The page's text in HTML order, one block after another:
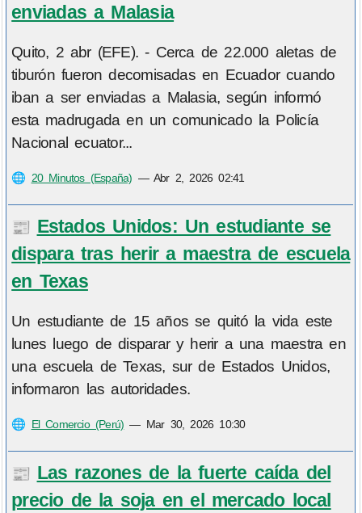
enviadas a Malasia
Quito, 2 abr (EFE). - Cerca de 22.000 aletas de
tiburón fueron decomisadas en Ecuador cuando
iban a ser enviadas a Malasia, según informó
esta madrugada en un comunicado la Policía
Nacional ecuator...
🌐 20 Minutos (España) —Abr 2, 2026 02:41
📰 Estados Unidos: Un estudiante se
dispara tras herir a maestra de escuela
en Texas
Un estudiante de 15 años se quitó la vida este
lunes luego de disparar y herir a una maestra en
una escuela de Texas, sur de Estados Unidos,
informaron las autoridades.
🌐 El Comercio (Perú) — Mar 30, 2026 10:30
📰 Las razones de la fuerte caída del
precio de la soja en el mercado local